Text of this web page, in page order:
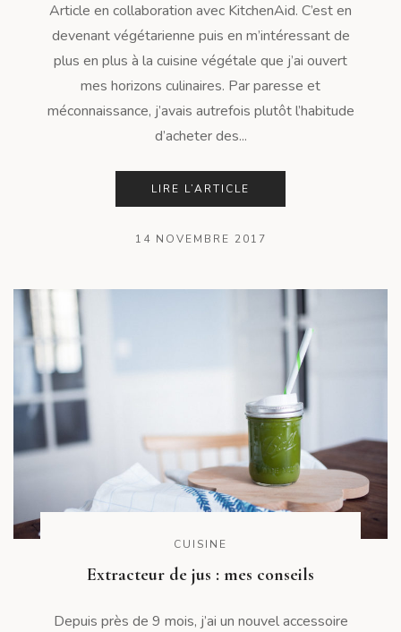
Article en collaboration avec KitchenAid. C’est en
devenant végétarienne puis en m’intéressant de
plus en plus à la cuisine végétale que j’ai ouvert
mes horizons culinaires. Par paresse et
méconnaissance, j’avais autrefois plutôt l’habitude
d’acheter des...
LIRE L’ARTICLE
14 NOVEMBRE 2017
CUISINE
Extracteur de jus : mes conseils
Depuis près de 9 mois, j’ai un nouvel accessoire